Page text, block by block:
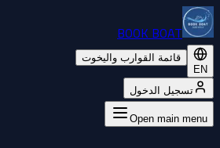
BOOK BOAT
EN
قائمة القوارب واليخوت
تسجيل الدخول
Open main menu